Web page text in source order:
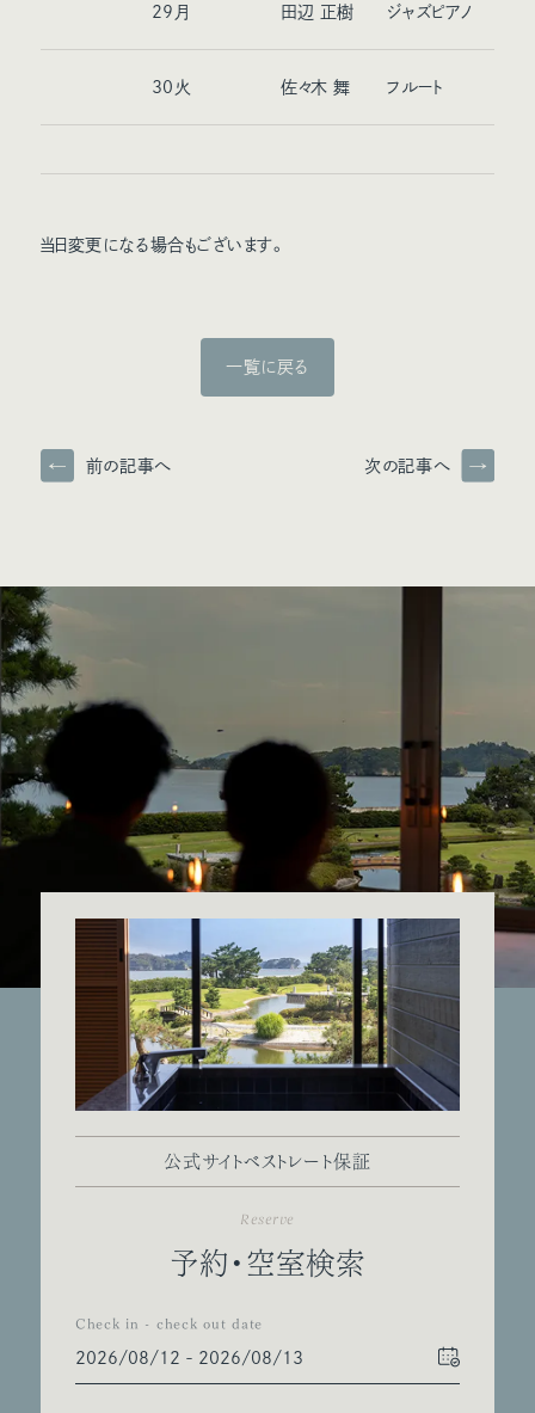
29 月 田辺 正樹 ジャズピアノ
30 火 佐々木 舞 フルート
当日変更になる場合もございます。
前の記事へ
一覧に戻る
次の記事へ
公式サイトベストレート保証
Reserve
予約・空室検索
Check in - check out date